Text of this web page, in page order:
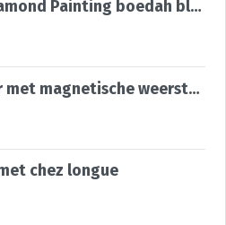
50x40cm Diamond Painting boedah bloem (rond) nr 2006
Hometrainer met magnetische weerstand
chez longue